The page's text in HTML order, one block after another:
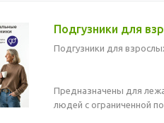
Подгузники для
Подгузники для
Предназначены для
людей с ограниченной